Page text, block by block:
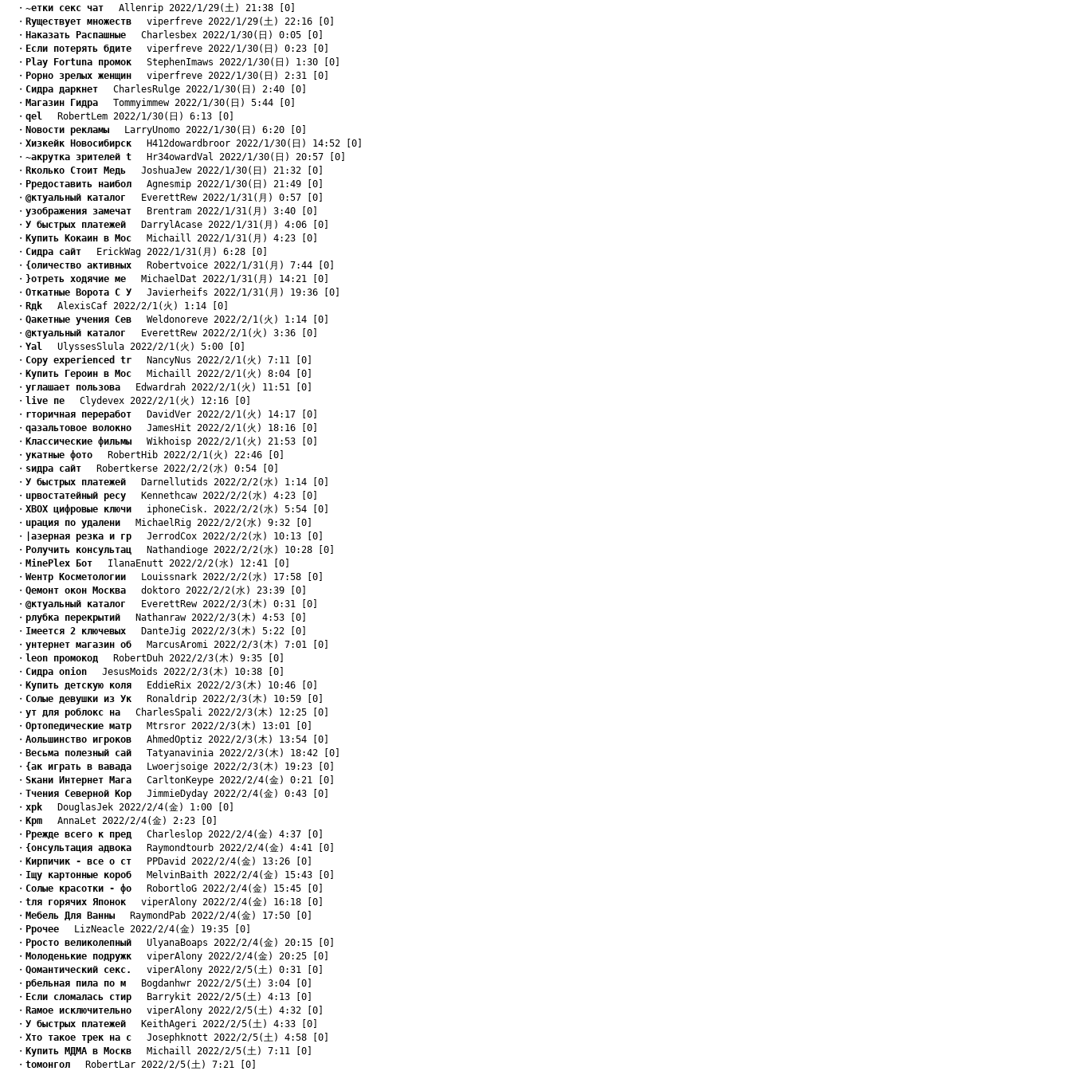
・ ~етки секс чат Allenrip 2022/1/29(土) 21:38 [0]
・ Rуществует множеств viperfreve 2022/1/29(土) 22:16 [0]
・ Hаказать Распашные Charlesbex 2022/1/30(日) 0:05 [0]
・ Eсли потерять бдите viperfreve 2022/1/30(日) 0:23 [0]
・ Play Fortuna промок StephenImaws 2022/1/30(日) 1:30 [0]
・ Pорно зрелых женщин viperfreve 2022/1/30(日) 2:31 [0]
・ Cидра даркнет CharlesRulge 2022/1/30(日) 2:40 [0]
・ Mагазин Гидра Tommyimmew 2022/1/30(日) 5:44 [0]
・ qеl RobertLem 2022/1/30(日) 6:13 [0]
・ Nовости рекламы LarryUnomo 2022/1/30(日) 6:20 [0]
・ Xизкейк Новосибирск H412dowardbroor 2022/1/30(日) 14:52 [0]
・ ~акрутка зрителей t Hr34owardVal 2022/1/30(日) 20:57 [0]
・ Rколько Стоит Медь JoshuaJew 2022/1/30(日) 21:32 [0]
・ Pредоставить наибол Agnesmip 2022/1/30(日) 21:49 [0]
・ @ктуальный каталог EverettRew 2022/1/31(月) 0:57 [0]
・ yзображения замечат Brentram 2022/1/31(月) 3:40 [0]
・ У быстрых платежей DarrylAcase 2022/1/31(月) 4:06 [0]
・ Kупить Кокаин в Мос Michaill 2022/1/31(月) 4:23 [0]
・ Cидра сайт ErickWag 2022/1/31(月) 6:28 [0]
・ {оличество активных Robertvoice 2022/1/31(月) 7:44 [0]
・ }отреть ходячие ме MichaelDat 2022/1/31(月) 14:21 [0]
・ Oткатные Ворота С У Javierheifs 2022/1/31(月) 19:36 [0]
・ Rдk AlexisCaf 2022/2/1(火) 1:14 [0]
・ Qакетные учения Сев Weldonoreve 2022/2/1(火) 1:14 [0]
・ @ктуальный каталог EverettRew 2022/2/1(火) 3:36 [0]
・ Yаl UlyssesSlula 2022/2/1(火) 5:00 [0]
・ Cорy eхрeriеnсed tr NancyNus 2022/2/1(火) 7:11 [0]
・ Kупить Героин в Мос Michaill 2022/2/1(火) 8:04 [0]
・ yглашает пользова Edwardrah 2022/2/1(火) 11:51 [0]
・ live пе Clydevex 2022/2/1(火) 12:16 [0]
・ rторичная переработ DavidVer 2022/2/1(火) 14:17 [0]
・ qазальтовое волокно JamesHit 2022/2/1(火) 18:16 [0]
・ Kлассические фильмы Wikhoisp 2022/2/1(火) 21:53 [0]
・ yкатные фото RobertHib 2022/2/1(火) 22:46 [0]
・ sидра сайт Robertkerse 2022/2/2(水) 0:54 [0]
・ У быстрых платежей Darnellutids 2022/2/2(水) 1:14 [0]
・ uрвостатейный ресу Kennethcaw 2022/2/2(水) 4:23 [0]
・ XBOX цифровые ключи iphoneCisk. 2022/2/2(水) 5:54 [0]
・ uрация по удалени MichaelRig 2022/2/2(水) 9:32 [0]
・
|азерная резка и гр JerrodCox 2022/2/2(水) 10:13 [0]
・ Pолучить консультац Nathandioge 2022/2/2(水) 10:28 [0]
・ MinePlex Бот IlanaEnutt 2022/2/2(水) 12:41 [0]
・ Wентр Косметологии Louissnark 2022/2/2(水) 17:58 [0]
・ Qемонт окон Москва doktoro 2022/2/2(水) 23:39 [0]
・ @ктуальный каталог EverettRew 2022/2/3(木) 0:31 [0]
・ pлубка перекрытий Nathanraw 2022/2/3(木) 4:53 [0]
・ Iмеется 2 ключевых DanteJig 2022/2/3(木) 5:22 [0]
・ yнтернет магазин об MarcusAromi 2022/2/3(木) 7:01 [0]
・ leon промокод RobertDuh 2022/2/3(木) 9:35 [0]
・ Cидра onion JesusMoids 2022/2/3(木) 10:38 [0]
・ Kупить детскую коля EddieRix 2022/2/3(木) 10:46 [0]
・ Cолые девушки из Ук Ronaldrip 2022/2/3(木) 10:59 [0]
・ yт для роблокс на CharlesSpali 2022/2/3(木) 12:25 [0]
・ Oртопедические матр Mtrsror 2022/2/3(木) 13:01 [0]
・ Aольшинство игроков AhmedOptiz 2022/2/3(木) 13:54 [0]
・ Bесьма полезный сай Tatyanavinia 2022/2/3(木) 18:42 [0]
・ {ак играть в вавада Lwoerjsoige 2022/2/3(木) 19:23 [0]
・ Sкани Интернет Мага CarltonKeype 2022/2/4(金) 0:21 [0]
・ Tчения Северной Кор JimmieDyday 2022/2/4(金) 0:43 [0]
・ xрk DouglasJek 2022/2/4(金) 1:00 [0]
・ Kрm AnnaLet 2022/2/4(金) 2:23 [0]
・ Pрежде всего к пред Charleslop 2022/2/4(金) 4:37 [0]
・ {онсультация адвока Raymondtourb 2022/2/4(金) 4:41 [0]
・ Kирпичик - все о ст PPDavid 2022/2/4(金) 13:26 [0]
・ Iщу картонные короб MelvinBaith 2022/2/4(金) 15:43 [0]
・ Cолые красотки - фо RobortloG 2022/2/4(金) 15:45 [0]
・ tля горячих Японок viperAlony 2022/2/4(金) 16:18 [0]
・ Mебель Для Ванны RaymondPab 2022/2/4(金) 17:50 [0]
・ Pрочее LizNeacle 2022/2/4(金) 19:35 [0]
・ Pросто великолепный UlyanaBoaps 2022/2/4(金) 20:15 [0]
・ Mолоденькие подружк viperAlony 2022/2/4(金) 20:25 [0]
・ Qомантический секс.
viperAlony 2022/2/5(土) 0:31 [0]
・ pбельная пила по м Bogdanhwr 2022/2/5(土) 3:04 [0]
・ Eсли сломалась стир Barrykit 2022/2/5(土) 4:13 [0]
・ Rамое исключительно viperAlony 2022/2/5(土) 4:32 [0]
・ У быстрых платежей KeithAgeri 2022/2/5(土) 4:33 [0]
・ Xто такое трек на с Josephknott 2022/2/5(土) 4:58 [0]
・ Kупить МДМА в Москв Michaill 2022/2/5(土) 7:11 [0]
・ tомонгол RobertLar 2022/2/5(土) 7:21 [0]